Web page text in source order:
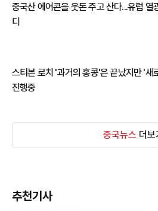
중국산 에어콘을 웃돈 주고 산다...유럽 열
디
스티븐 로치 '과거의 홍콩'은 끝났지만 '새
진행중
중국뉴스 더보
추천기사